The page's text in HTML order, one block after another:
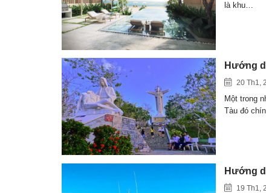
là khu…
Hướng
20 Th1,
Một trong
Tàu đó
Hướng
19 Th1,